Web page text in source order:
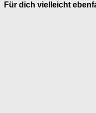
Für dich vielleicht